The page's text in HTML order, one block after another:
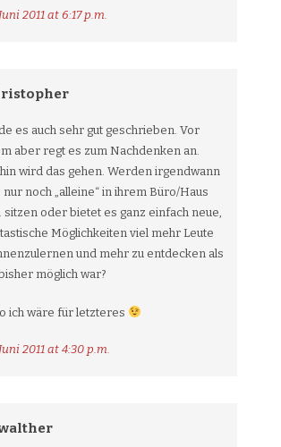
2011 at 6:17 p.m.
es auch sehr gut geschrieben. Vor
aber regt es zum Nachdenken an.
wird das gehen. Werden irgendwann
nur noch „alleine“ in ihrem Büro/Haus
sitzen oder bietet es ganz einfach neue,
Möglichkeiten viel mehr Leute
und mehr zu entdecken als
möglich war?
ich wäre für letzteres
2011 at 4:30 p.m.